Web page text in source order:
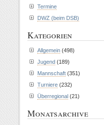
Termine
DWZ (beim DSB)
Kategorien
Allgemein (498)
Jugend (189)
Mannschaft (351)
Turniere (232)
Überregional (21)
Monatsarchive